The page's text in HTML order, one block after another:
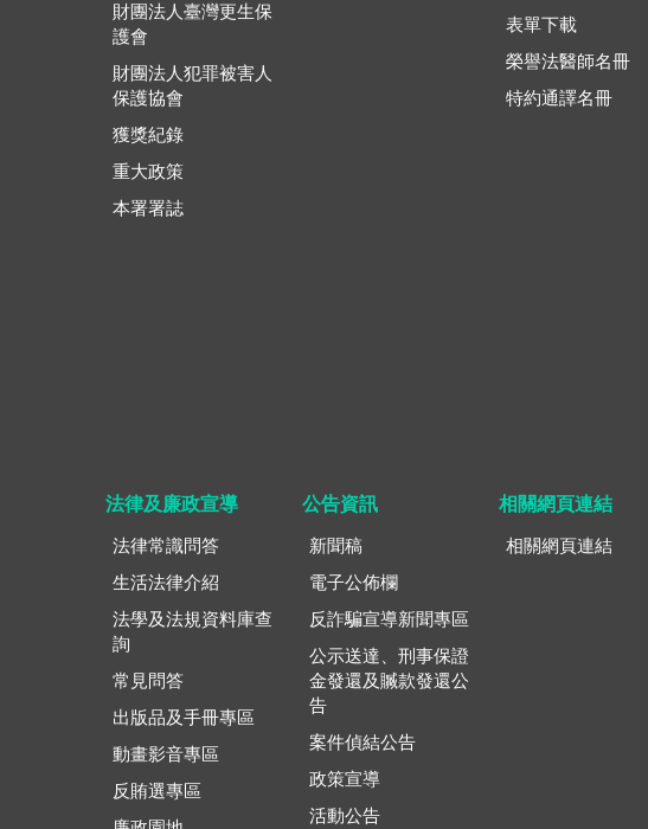
財團法人臺灣更生保
護會
財團法人犯罪被害人
保護協會
獲獎紀錄
重大政策
本署署誌
表單下載
榮譽法醫師名冊
特約通譯名冊
法律及廉政宣導
法律常識問答
生活法律介紹
法學及法規資料庫查
詢
常見問答
出版品及手冊專區
動畫影音專區
反賄選專區
公告資訊
新聞稿
電子公佈欄
反詐騙宣導新聞專區
公示送達、刑事保證
金發還及贓款發還公
告
案件偵結公告
政策宣導
活動公告
相關網頁連結
相關網頁連結